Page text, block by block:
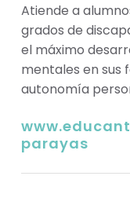
Atiende a
grados de
el máximo
mentales en sus
autonomía
parayas